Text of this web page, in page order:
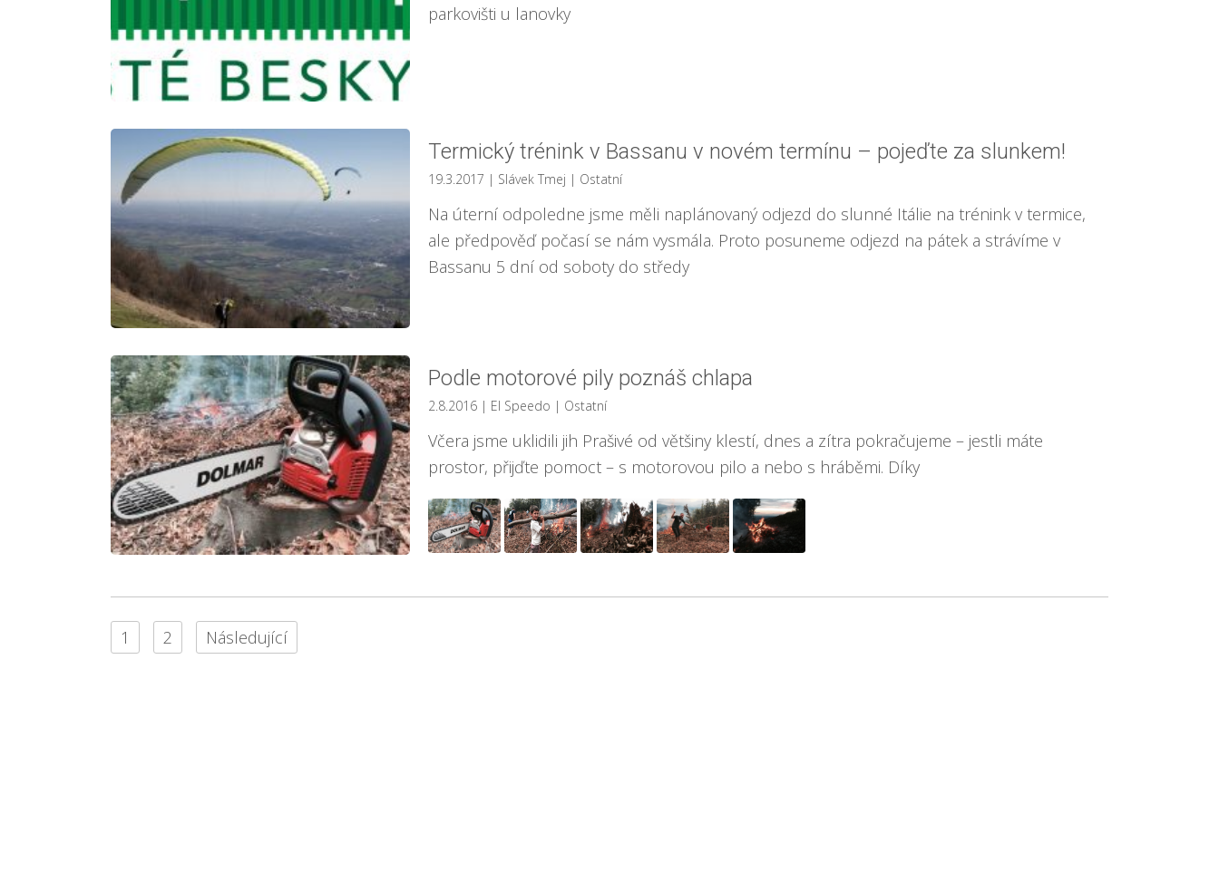
parkovišti u lanovky
Termický trénink v Bassanu v novém termínu – pojeďte za slunkem!
19.3.2017 | Slávek Tmej | Ostatní
Na úterní odpoledne jsme měli naplánovaný odjezd do slunné Itálie na trénink v termice,
ale předpověď počasí se nám vysmála. Proto posuneme odjezd na pátek a strávíme v
Bassanu 5 dní od soboty do středy
Podle motorové pily poznáš chlapa
2.8.2016 | El Speedo | Ostatní
Včera jsme uklidili jih Prašivé od většiny klestí, dnes a zítra pokračujeme – jestli máte
prostor, přijďte pomoct – s motorovou pilo a nebo s hráběmi. Díky
1 2 Následující